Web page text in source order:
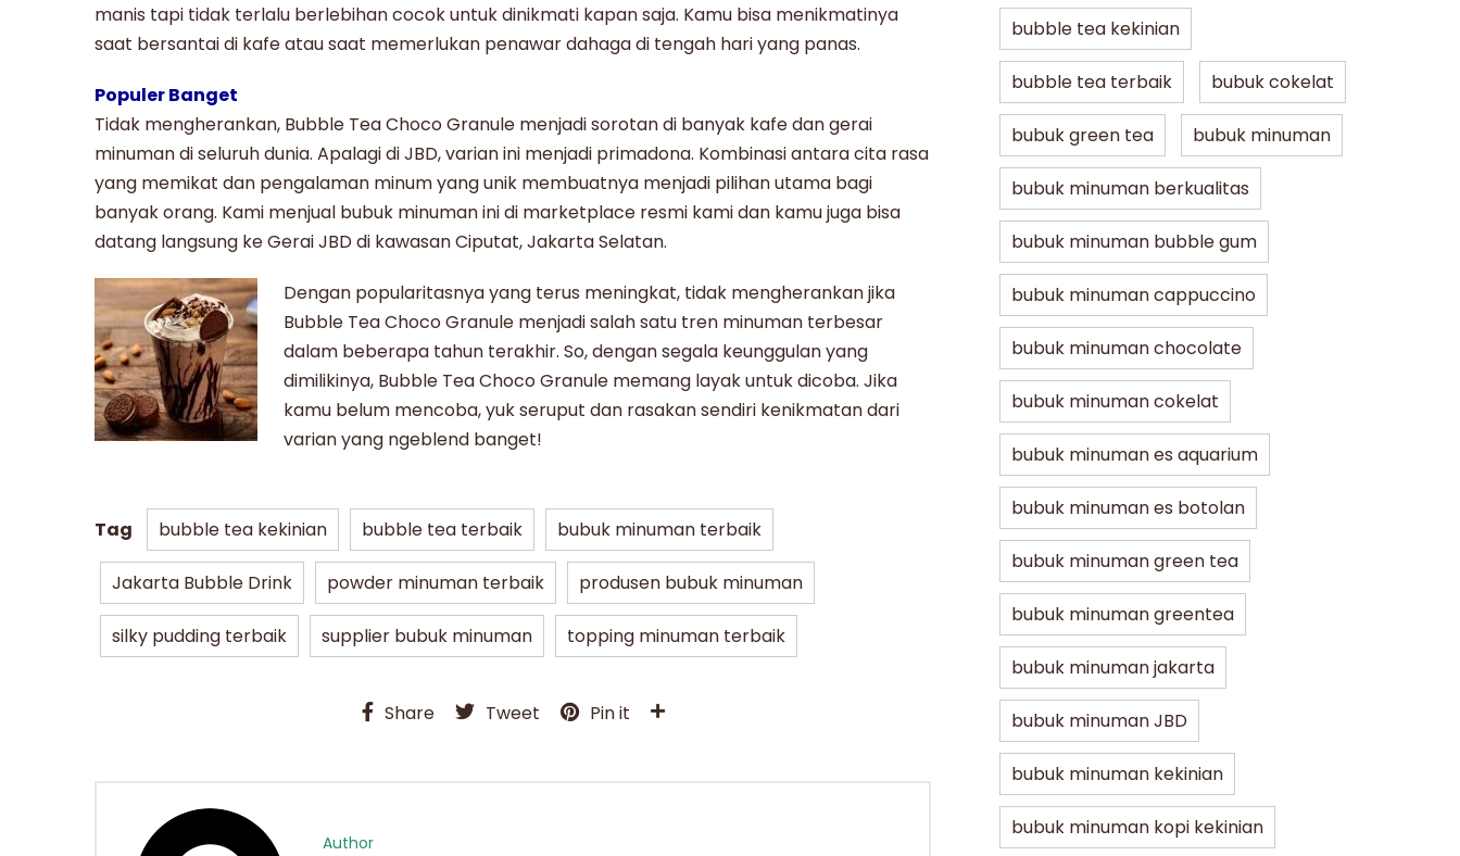
manis tapi tidak terlalu berlebihan cocok untuk dinikmati kapan saja. Kamu bisa menikmatinya
saat bersantai di kafe atau saat memerlukan penawar dahaga di tengah hari yang panas.
Populer Banget
Tidak mengherankan, Bubble Tea Choco Granule menjadi sorotan di banyak kafe dan gerai
minuman di seluruh dunia. Apalagi di JBD, varian ini menjadi primadona. Kombinasi antara cita rasa
yang memikat dan pengalaman minum yang unik membuatnya menjadi pilihan utama bagi
banyak orang. Kami menjual bubuk minuman ini di marketplace resmi kami dan kamu juga bisa
datang langsung ke Gerai JBD di kawasan Ciputat, Jakarta Selatan.
Dengan popularitasnya yang terus meningkat, tidak mengherankan jika
Bubble Tea Choco Granule menjadi salah satu tren minuman terbesar
dalam beberapa tahun terakhir. So, dengan segala keunggulan yang
dimilikinya, Bubble Tea Choco Granule memang layak untuk dicoba. Jika
kamu belum mencoba, yuk seruput dan rasakan sendiri kenikmatan dari
varian yang ngeblend banget!
Tag bubble tea kekinian bubble tea terbaik bubuk minuman terbaik
Jakarta Bubble Drink powder minuman terbaik produsen bubuk minuman
silky pudding terbaik supplier bubuk minuman topping minuman terbaik
Share Tweet Pin it
Author
bubble tea kekinian
bubble tea terbaik bubuk cokelat
bubuk green tea bubuk minuman
bubuk minuman berkualitas
bubuk minuman bubble gum
bubuk minuman cappuccino
bubuk minuman chocolate
bubuk minuman cokelat
bubuk minuman es aquarium
bubuk minuman es botolan
bubuk minuman green tea
bubuk minuman greentea
bubuk minuman jakarta
bubuk minuman JBD
bubuk minuman kekinian
bubuk minuman kopi kekinian